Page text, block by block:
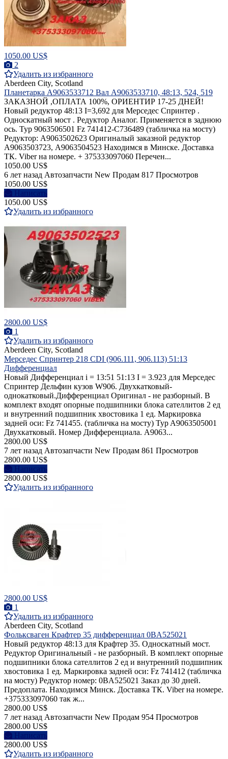
1050.00 US$
2
Удалить из избранного
Aberdeen City, Scotland
Планетарка A9063533712 Вал A9063533710, 48:13, 524, 519
ЗАКАЗНОЙ ,ОПЛАТА 100%, ОРИЕНТИР 17-25 ДНЕЙ!
Новый редуктор 48:13 I=3,692 для Мерседес Спринтер .
Односкатный мост . Редуктор Аналог. Применяется в заднюю
ось. Typ 9063506501 Fz 741412-С736489 (табличка на мосту)
Редуктор: A9063502623 Оригиналый заказной редуктор
A9063503723, А9063504523 Находимся в Минске. Доставка
ТК. Viber на номере. + 375333097060 Перечен...
1050.00 US$
6 лет назад Автозапчасти New Продам 817 Просмотров
1050.00 US$
Написать
1050.00 US$
Удалить из избранного
2800.00 US$
1
Удалить из избранного
Aberdeen City, Scotland
Мерседес Спринтер 218 CDI (906.111, 906.113) 51:13
Дифференциал
Новый Дифференциал i = 13:51 51:13 I = 3.923 для Мерседес
Спринтер Дельфин кузов W906. Двухкатковый-
однокатковый.Дифференциал Оригинал - не разборный. В
комплект входят опорные подшипники блока сателлитов 2 ед
и внутренний подшипник хвостовика 1 ед. Маркировка
задней оси: Fz 741455. (табличка на мосту) Typ A9063505001
Двухкатковый. Номер Дифференциала. A9063...
2800.00 US$
7 лет назад Автозапчасти New Продам 861 Просмотров
2800.00 US$
Написать
2800.00 US$
Удалить из избранного
2800.00 US$
1
Удалить из избранного
Aberdeen City, Scotland
Фольксваген Крафтер 35 дифференциал 0BA525021
Новый редуктор 48:13 для Крафтер 35. Односкатный мост.
Редуктор Оригинальный - не разборный. В комплект опорные
подшипники блока сателлитов 2 ед и внутренний подшипник
хвостовика 1 ед. Маркировка задней оси: Fz 741412 (табличка
на мосту) Редуктор номер: 0BA525021 Заказ до 30 дней.
Предоплата. Находимся Минск. Доставка ТК. Viber на номере.
+375333097060 так ж...
2800.00 US$
7 лет назад Автозапчасти New Продам 954 Просмотров
2800.00 US$
Написать
2800.00 US$
Удалить из избранного